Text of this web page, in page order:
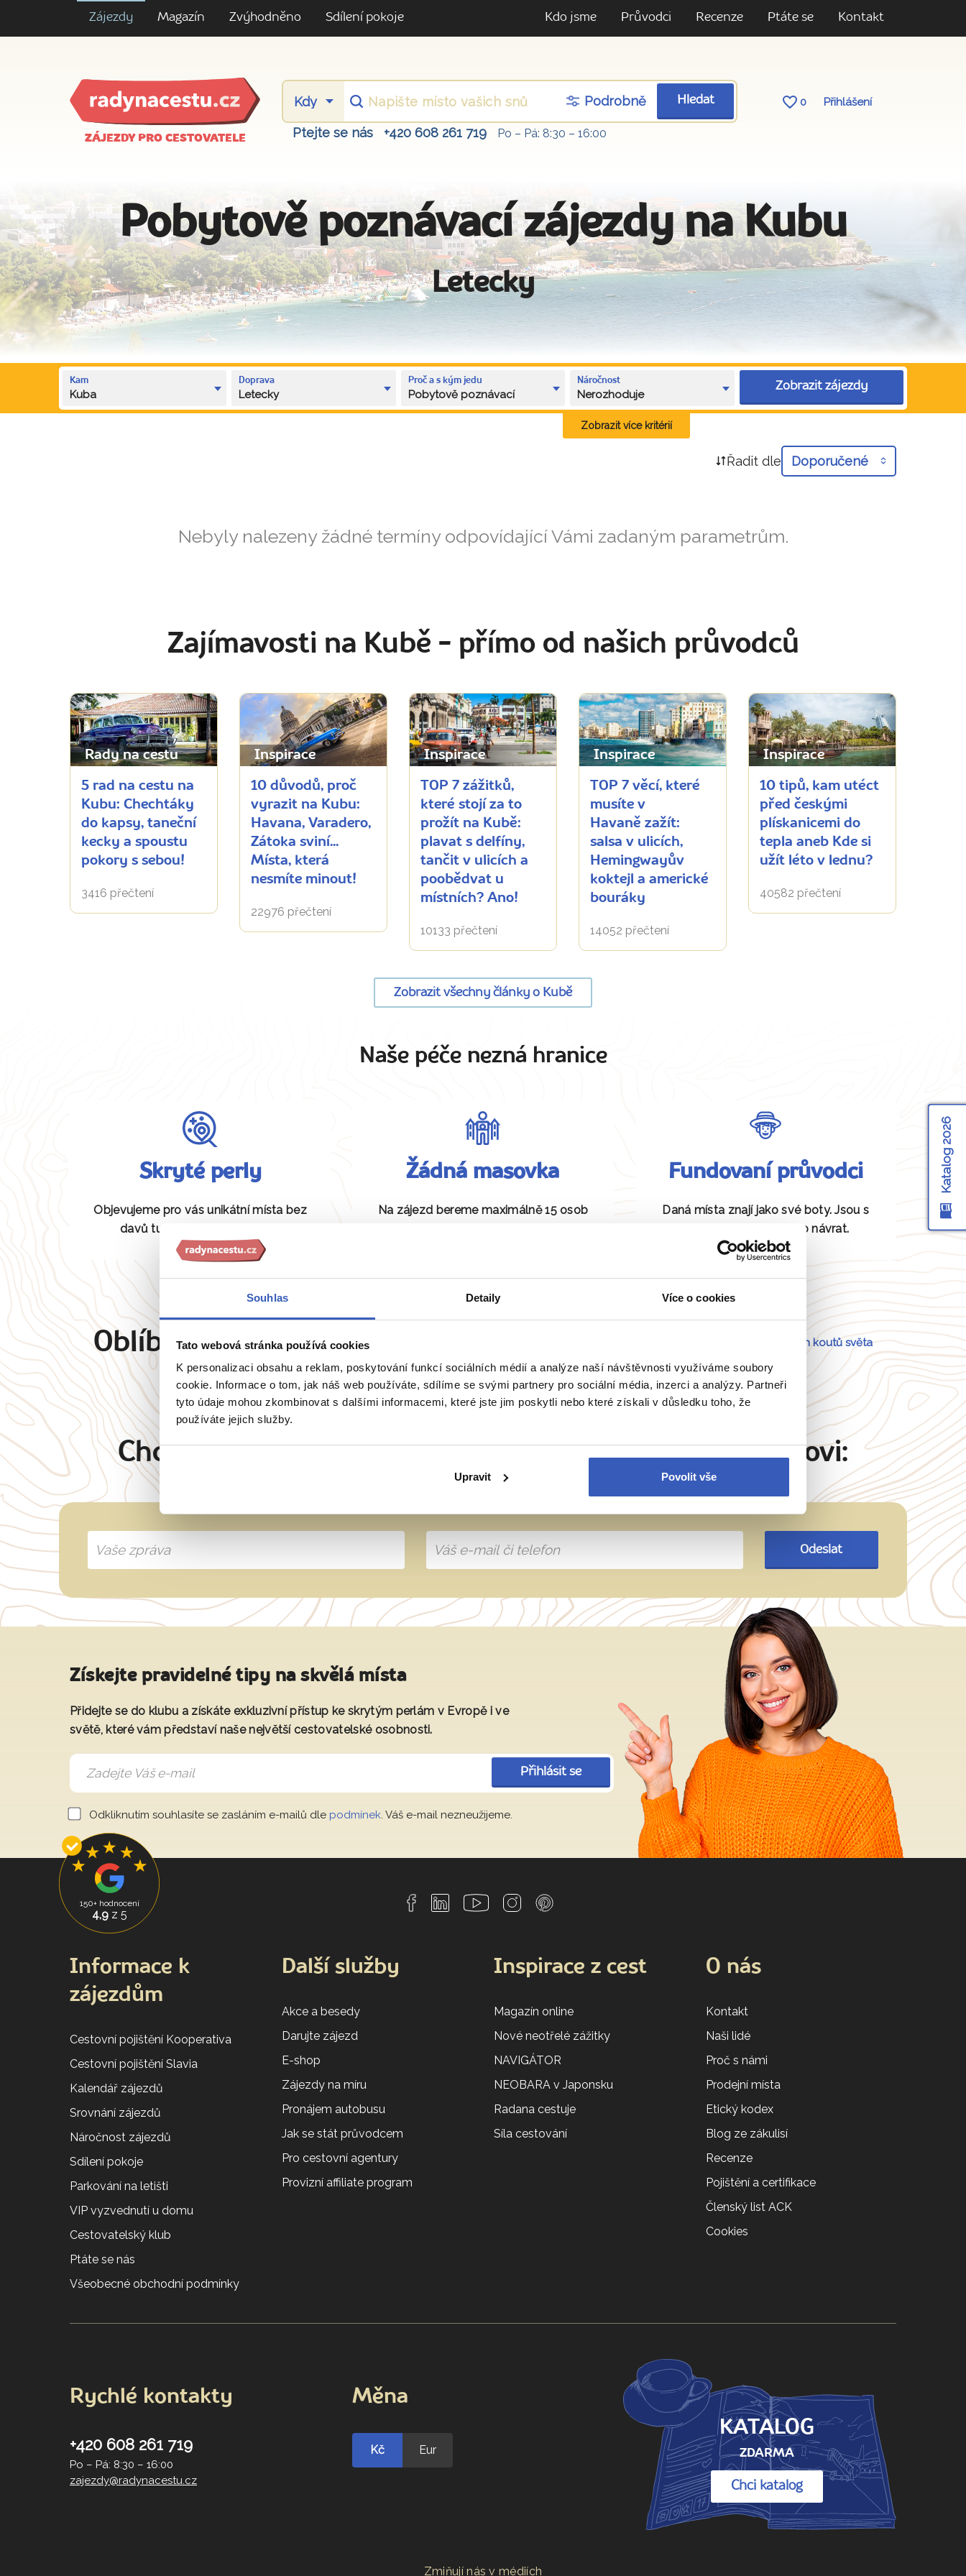
Souhlas Detaily Více o cookies
Tato webová stránka používá cookies
K personalizaci obsahu a reklam, poskytování funkcí sociálních médií a analýze naší návštěvnosti využíváme soubory
cookie. Informace o tom, jak náš web používáte, sdílíme se svými partnery pro sociální média, inzerci a analýzy. Partneři
tyto údaje mohou zkombinovat s dalšími informacemi, které jste jim poskytli nebo které získali v důsledku toho, že
používáte jejich služby.
Upravit Povolit vše
Zájezdy Magazín Zvýhodněno Sdílení pokoje Kdo jsme Průvodci Recenze Ptáte se Kontakt
ZÁJEZDY PRO CESTOVATELE
Podrobně Hledat 0 Přihlášení
Ptejte se nás +420 608 261 719 Po – Pá: 8:30 – 16:00
Pobytově poznávací zájezdy na Kubu
Letecky
Kam
Kuba
Doprava
Letecky
Proč a s kým jedu
Pobytově poznávací
Náročnost
Nerozhoduje
Zobrazit zájezdy
Zobrazit více kritérií
Řadit dle Doporučené
Nebyly nalezeny žádné termíny odpovídající Vámi zadaným parametrům.
Zajímavosti na Kubě - přímo od našich průvodců
Rady na cestu
5 rad na cestu na
Kubu: Chechtáky
do kapsy, taneční
kecky a spoustu
pokory s sebou!
3416 přečtení
Inspirace
10 důvodů, proč
vyrazit na Kubu:
Havana, Varadero,
Zátoka sviní...
Místa, která
nesmíte minout!
22976 přečtení
Inspirace
TOP 7 zážitků,
které stojí za to
prožít na Kubě:
plavat s delfíny,
tančit v ulicích a
poobědvat u
místních? Ano!
10133 přečtení
Inspirace
TOP 7 věcí, které
musíte v
Havaně zažít:
salsa v ulicích,
Hemingwayův
koktejl a americké
bouráky
14052 přečtení
Inspirace
10 tipů, kam utéct
před českými
plískanicemi do
tepla aneb Kde si
užít léto v lednu?
40582 přečtení
Zobrazit všechny články o Kubě
Naše péče nezná hranice
Skryté perly
Objevujeme pro vás unikátní místa bez
davů turistů, která jiní neznají.
Žádná masovka
Na zájezd bereme maximálně 15 osob
Fundovaní průvodci
Daná místa znají jako své boty. Jsou s
vámi od odjezdu až po návrat.
Oblíbené cíle Anglie 54 dalších koutů světa
Chcete oslovit přímo majitele? Napište Martinu Šimkovi:
Odeslat
Získejte pravidelné tipy na skvělá místa
Přidejte se do klubu a získáte exkluzivní přístup ke skrytým perlám v Evropě i ve
světě, které vám představí naše největší cestovatelské osobnosti.
Přihlásit se
Odkliknutím souhlasíte se zasláním e-mailů dle podmínek. Váš e-mail nezneužijeme.
Katalog 2026
150+ hodnocení
4,9z 5
Informace k
zájezdům
Cestovní pojištění Kooperativa
Cestovní pojištění Slavia
Kalendář zájezdů
Srovnání zájezdů
Náročnost zájezdů
Sdílení pokoje
Parkování na letišti
VIP vyzvednutí u domu
Cestovatelský klub
Ptáte se nás
Všeobecné obchodní podmínky
Další služby
Akce a besedy
Darujte zájezd
E-shop
Zájezdy na míru
Pronájem autobusu
Jak se stát průvodcem
Pro cestovní agentury
Provizní affiliate program
Inspirace z cest
Magazín online
Nové neotřelé zážitky
NAVIGÁTOR
NEOBARA v Japonsku
Radana cestuje
Síla cestování
O nás
Kontakt
Naši lidé
Proč s námi
Prodejní místa
Etický kodex
Blog ze zákulisí
Recenze
Pojištění a certifikace
Členský list ACK
Cookies
Rychlé kontakty
+420 608 261 719
Po – Pá: 8:30 – 16:00
zajezdy@radynacestu.cz
Měna
Kč Eur
KATALOG
ZDARMA
Chci katalog
Zmiňují nás v médiích